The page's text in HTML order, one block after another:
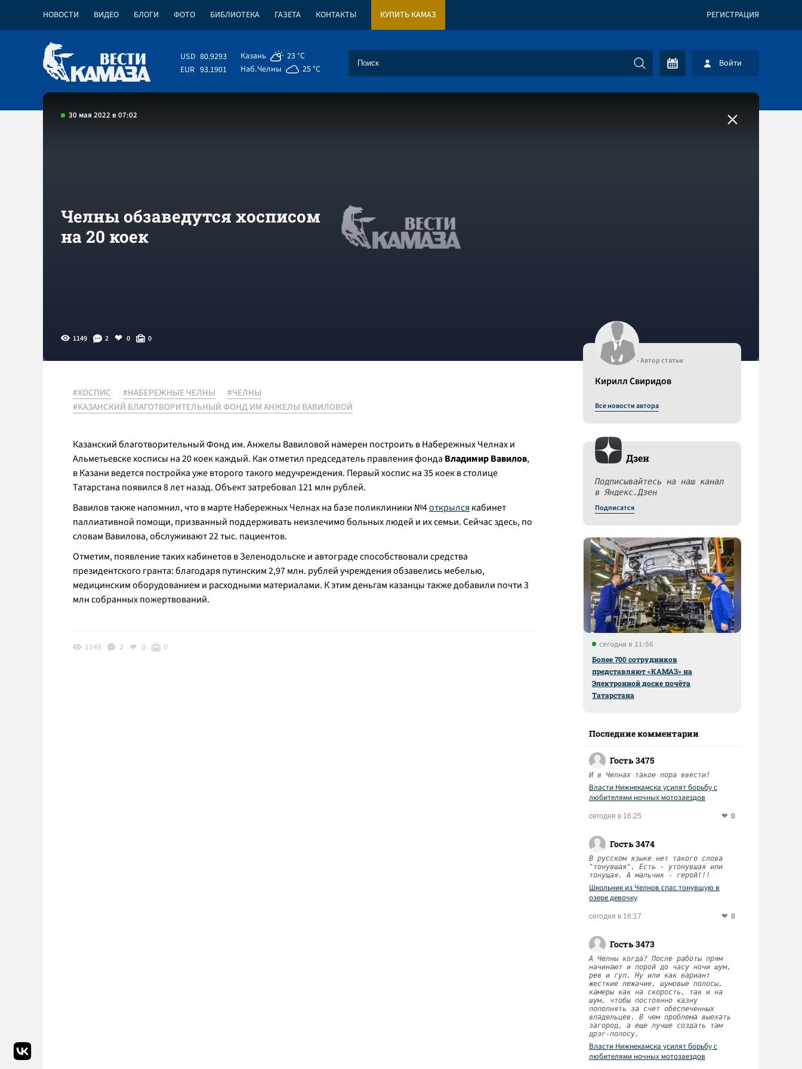
НОВОСТИ ВИДЕО БЛОГИ ФОТО БИБЛИОТЕКА ГАЗЕТА КОНТАКТЫ КУПИТЬ КАМАЗ РЕГИСТРАЦИЯ
USD 80.9293
EUR 93.1901
Казань
23 °C
Наб.Челны
25 °C Войти
30 мая 2022 в 07:02
Челны обзаведутся хосписом
на 20 коек
1149 2 0 0
#ХОСПИС #НАБЕРЕЖНЫЕ ЧЕЛНЫ
#ЧЕЛНЫ
#КАЗАНСКИЙ БЛАГОТВОРИТЕЛЬНЫЙ ФОНД ИМ АНЖЕЛЫ ВАВИЛОВОЙ
Казанский благотворительный Фонд им. Анжелы Вавиловой намерен построить в Набережных Челнах и
Альметьевске хосписы на 20 коек каждый. Как отметил председатель правления фонда Владимир Вавилов,
в Казани ведется постройка уже второго такого медучреждения. Первый хоспис на 35 коек в столице
Татарстана появился 8 лет назад. Объект затребовал 121 млн рублей.
Вавилов также напомнил, что в марте Набережных Челнах на базе поликлиники №4открылся кабинет
паллиативной помощи, призванный поддерживать неизлечимо больных людей и их семьи. Сейчас здесь, по
словам Вавилова, обслуживают 22 тыс. пациентов.
Отметим, появление таких кабинетов в Зеленодольске и автограде способствовали средства
президентского гранта: благодаря путинским 2,97 млн. рублей учреждения обзавелись мебелью,
медицинским оборудованием и расходными материалами. К этим деньгам казанцы также добавили почти 3
млн собранных пожертвований.
1149 2 0 0
- Автор статьи
Кирилл Свиридов
Все новости автора
Дзен
Подписывайтесь на наш канал
в Яндекс.Дзен
Подписатся
сегодня в 11:56
Более 700 сотрудников
представляют «КАМАЗ» на
Электронной доске почёта
Татарстана
Последние комментарии
Гость 3475
И в Челнах такое пора ввести!
Власти Нижнекамска усилят борьбу с
любителями ночных мотозаездов
сегодня в 16:25 0
Гость 3474
В русском языке нет такого слова
"тонувшая". Есть - утонувшая или
тонущая. А мальчик - герой!!!
Школьник из Челнов спас тонувшую в
озере девочку
сегодня в 16:17 0
Гость 3473
А Челны когда? После работы прям
начинают и порой до часу ночи шум,
рев и гул. Ну или как вариант
жесткие лежачие, шумовые полосы,
камеры как на скорость, так и на
шум, чтобы постоянно казну
пополнять за счет обеспеченных
владельцев. В чем проблема выехать
загород, а еще лучше создать там
дрэг-полосу.
Власти Нижнекамска усилят борьбу с
любителями ночных мотозаездов